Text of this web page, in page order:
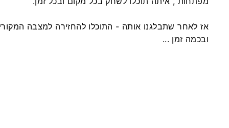
אז לאחר שתבלגנו אותה - התוכלו להחזירה למצבה
ובכמה זמן ...